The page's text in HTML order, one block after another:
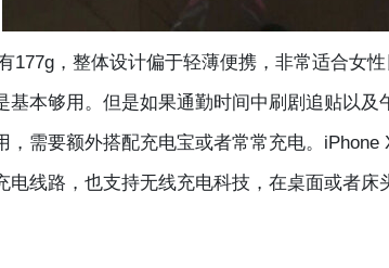
，整体设计偏于轻薄便携，非常适合女性
基本够用。但是如果通勤时间中刷剧追贴以及
，需要额外搭配充电宝或者常常充电。iPhone
电线路，也支持无线充电科技，在桌面或者床